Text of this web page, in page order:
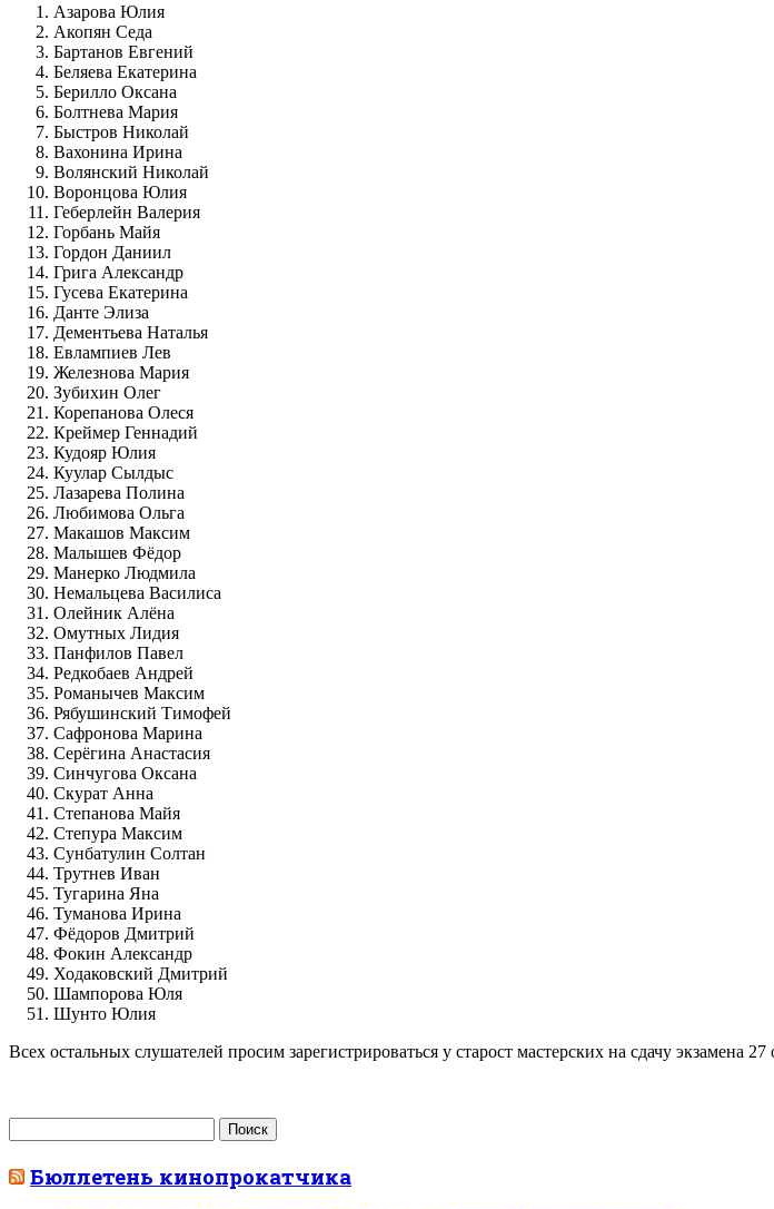
Азарова Юлия
Акопян Седа
Бартанов Евгений
Беляева Екатерина
Берилло Оксана
Болтнева Мария
Быстров Николай
Вахонина Ирина
Волянский Николай
Воронцова Юлия
Геберлейн Валерия
Горбань Майя
Гордон Даниил
Грига Александр
Гусева Екатерина
Данте Элиза
Дементьева Наталья
Евлампиев Лев
Железнова Мария
Зубихин Олег
Корепанова Олеся
Креймер Геннадий
Кудояр Юлия
Куулар Сылдыс
Лазарева Полина
Любимова Ольга
Макашов Максим
Малышев Фёдор
Манерко Людмила
Немальцева Василиса
Олейник Алёна
Омутных Лидия
Панфилов Павел
Редкобаев Андрей
Романычев Максим
Рябушинский Тимофей
Сафронова Марина
Серёгина Анастасия
Синчугова Оксана
Скурат Анна
Степанова Майя
Степура Максим
Сунбатулин Солтан
Трутнев Иван
Тугарина Яна
Туманова Ирина
Фёдоров Дмитрий
Фокин Александр
Ходаковский Дмитрий
Шампорова Юля
Шунто Юлия
Всех остальных слушателей просим зарегистрироваться у старост мастерских на сдачу экзамена 27
Бюллетень кинопрокатчика